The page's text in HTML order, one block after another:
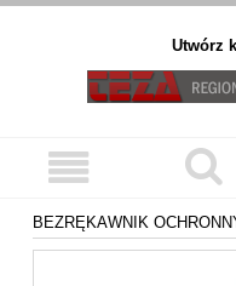
Utwórz
BEZRĘKAWNIK